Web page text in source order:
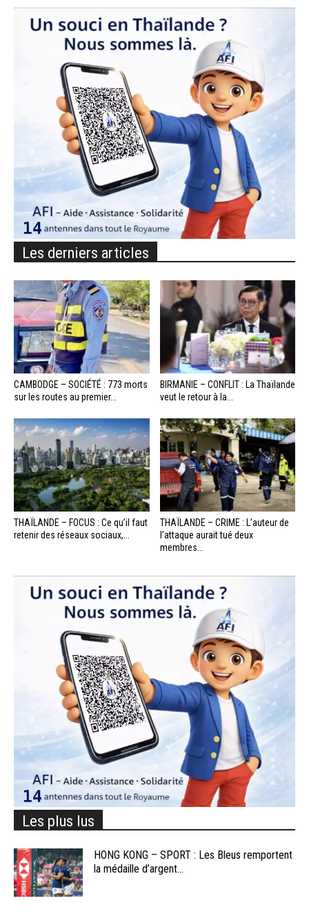
Les derniers articles
CAMBODGE – SOCIÉTÉ : 773 morts
sur les routes au premier...
BIRMANIE – CONFLIT : La Thaïlande
veut le retour à la...
THAÏLANDE – FOCUS : Ce qu’il faut
retenir des réseaux sociaux,...
THAÏLANDE – CRIME : L’auteur de
l’attaque aurait tué deux
membres...
Les plus lus
HONG KONG – SPORT : Les Bleus remportent
la médaille d’argent...